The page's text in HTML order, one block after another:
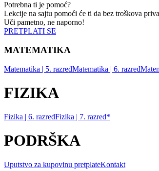
Potrebna ti je pomoć?
Lekcije na sajtu pomoći će ti da bez troškova
Uči pametno, ne naporno!
PRETPLATI SE
MATEMATIKA
Matematika | 5. razredMatematika | 6. razred
FIZIKA
Fizika | 6. razredFizika | 7. razred*
PODRŠKA
Uputstvo za kupovinu pretplateKontakt